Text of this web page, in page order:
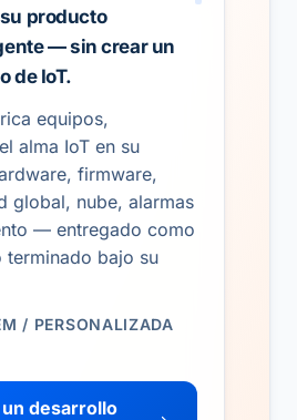
producto
— sin crear un
de IoT.
equipos,
alma IoT en su
firmware,
global, nube, alarmas
— entregado como
terminado bajo su
/ PERSONALIZADA
desarrollo